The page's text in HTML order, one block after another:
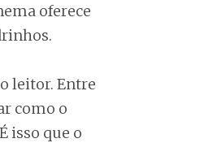
oferece
leitor. Entre
como o
isso que o